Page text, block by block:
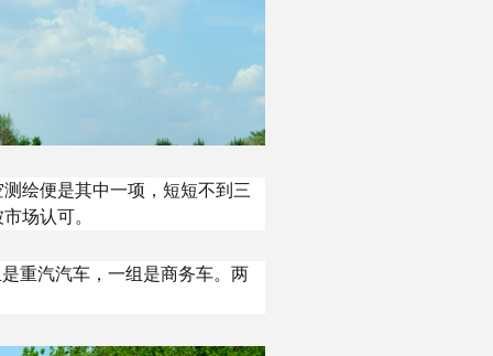
绘便是其中一项，短短不到三
场认可。
重汽汽车，一组是商务车。两